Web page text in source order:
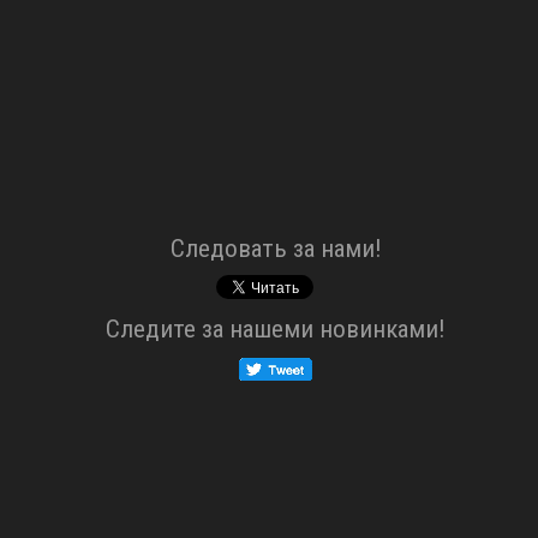
Cледовать за нами!
Cледите за нашеми новинками!